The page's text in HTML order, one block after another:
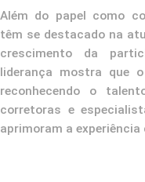
Além do papel como
têm se destacado na
crescimento da
liderança mostra que
reconhecendo o
corretoras e
aprimoram a